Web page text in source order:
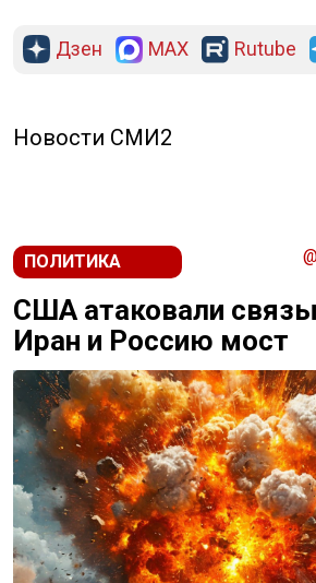
Дзен MAX Rutube
Новости СМИ2
ПОЛИТИКА
США атаковали
Иран и Россию мост